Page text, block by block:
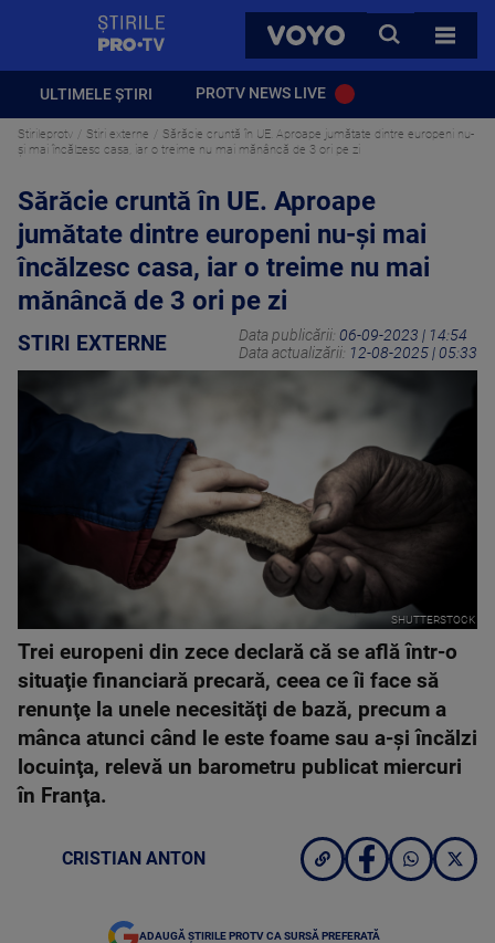
VOYO
CAUTA
TOATE
ULTIMELE ȘTIRI PROTV NEWS LIVE
Stirileprotv Stiri externe
Sărăcie cruntă în UE. Aproape jumătate dintre europeni nu-
și mai încălzesc casa, iar o treime nu mai mănâncă de 3 ori pe zi
Sărăcie cruntă în UE. Aproape
jumătate dintre europeni nu-și mai
încălzesc casa, iar o treime nu mai
mănâncă de 3 ori pe zi
STIRI EXTERNE Data publicării: 06-09-2023 | 14:54
Data actualizării: 12-08-2025 | 05:33
SHUTTERSTOCK
Trei europeni din zece declară că se află într-o
situaţie financiară precară, ceea ce îi face să
renunţe la unele necesităţi de bază, precum a
mânca atunci când le este foame sau a-şi încălzi
locuinţa, relevă un barometru publicat miercuri
în Franţa.
CRISTIAN ANTON
ADAUGĂ ȘTIRILE PROTV CA SURSĂ PREFERATĂ